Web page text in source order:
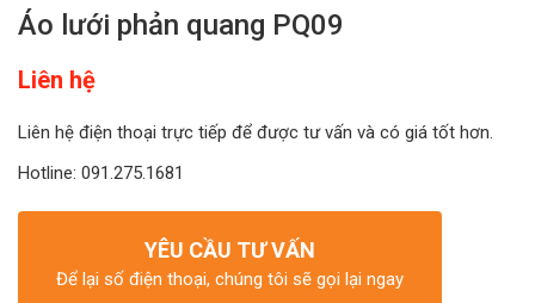
Áo lưới phản quang PQ09
Liên hệ
Liên hệ điện thoại trực tiếp để được tư vấn và có giá tốt hơn.
Hotline: 091.275.1681
YÊU CẦU TƯ VẤN
Để lại số điện thoại, chúng tôi sẽ gọi lại ngay